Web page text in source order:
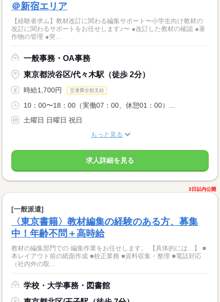
＠新宿エリア
【経験者求ム】教材改訂に関わる編集サポート〜小学生向け教材の
改訂に関わるサポートをお任せします♪〜 ●改訂した教材の確認 ●著
作物の管理 ●突...
一般事務・OA事務
東京都渋谷区/代々木駅（徒歩 2分）
時給1,700円 交通費全額支給
10：00〜18：00（実働07：00、休憩01：00）...
土曜日 日曜日 祝日
もっと見る
求人詳細を見る
3日以内公開
[一般派遣]
〈東京書籍〉教材編集の経験のある方、募集
中！年齢不問＋高時給
教材の編集部門での 編集作業をお任せします。 【具体的には…】 ■
本レイアウト前の紙面作成 ■校正業務 ■資料収集・整理 ■電話対応
（社内外の取...
学校・大学事務・図書館